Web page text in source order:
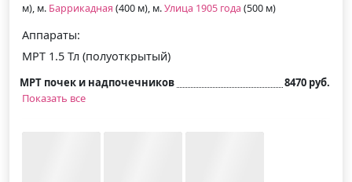
м), м. Баррикадная (400 м), м.Улица 1905 года (500 м)
Аппараты:
МРТ 1.5 Тл (полуоткрытый)
МРТ почек и надпочечников
8470 руб.
Показать все